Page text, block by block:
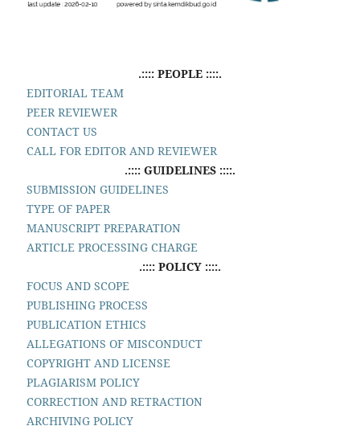
.:::: PEOPLE ::::.
EDITORIAL TEAM
PEER REVIEWER
CONTACT US
CALL FOR EDITOR AND REVIEWER
.:::: GUIDELINES ::::.
SUBMISSION GUIDELINES
TYPE OF PAPER
MANUSCRIPT PREPARATION
ARTICLE PROCESSING CHARGE
.:::: POLICY ::::.
FOCUS AND SCOPE
PUBLISHING PROCESS
PUBLICATION ETHICS
ALLEGATIONS OF MISCONDUCT
COPYRIGHT AND LICENSE
PLAGIARISM POLICY
CORRECTION AND RETRACTION
ARCHIVING POLICY